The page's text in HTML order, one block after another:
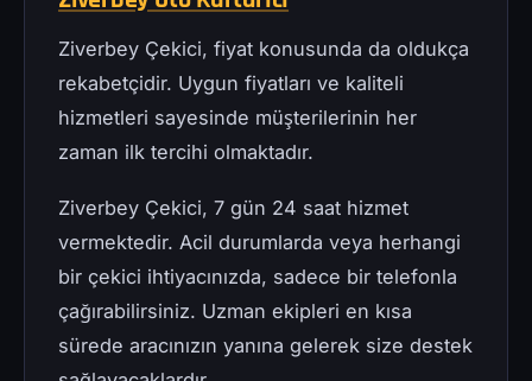
Ziverbey Çekici, fiyat konusunda da oldukça
rekabetçidir. Uygun fiyatları ve kaliteli
hizmetleri sayesinde müşterilerinin her
zaman ilk tercihi olmaktadır.
Ziverbey Çekici, 7 gün 24 saat hizmet
vermektedir. Acil durumlarda veya herhangi
bir çekici ihtiyacınızda, sadece bir telefonla
çağırabilirsiniz. Uzman ekipleri en kısa
sürede aracınızın yanına gelerek size destek